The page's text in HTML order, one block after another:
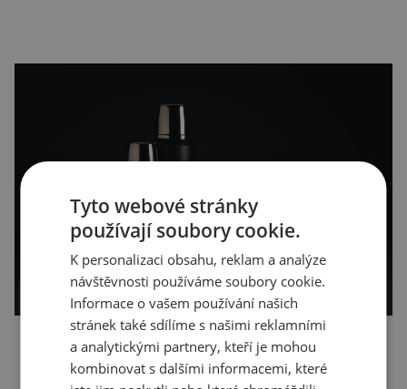
Tyto webové stránky
používají soubory cookie.
K personalizaci obsahu, reklam a analýze
návštěvnosti používáme soubory cookie.
Informace o vašem používání našich
stránek také sdílíme s našimi reklamními
a analytickými partnery, kteří je mohou
kombinovat s dalšími informacemi, které